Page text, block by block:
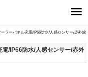
ラーパネル充電/IP66防水/人感センサー/赤外線
/IP66防水/人感センサー/赤外